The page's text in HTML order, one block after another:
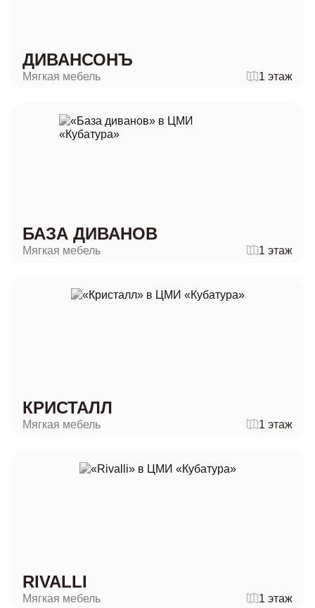
ДИВАНСОНЪ
Мягкая мебель 1 этаж
БАЗА ДИВАНОВ
Мягкая мебель 1 этаж
КРИСТАЛЛ
Мягкая мебель 1 этаж
RIVALLI
Мягкая мебель 1 этаж